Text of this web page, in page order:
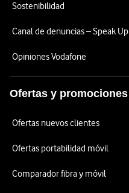
Sostenibilidad
Canal de denuncias – Speak Up
Opiniones Vodafone
Ofertas y promociones
Ofertas nuevos clientes
Ofertas portabilidad móvil
Comparador fibra y móvil